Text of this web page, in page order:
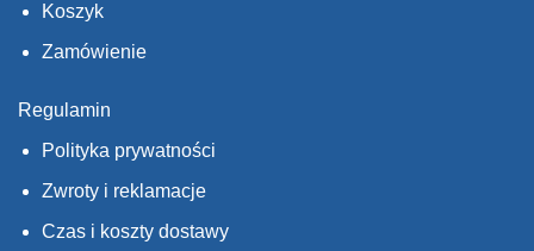
Koszyk
Zamówienie
Regulamin
Polityka prywatności
Zwroty i reklamacje
Czas i koszty dostawy